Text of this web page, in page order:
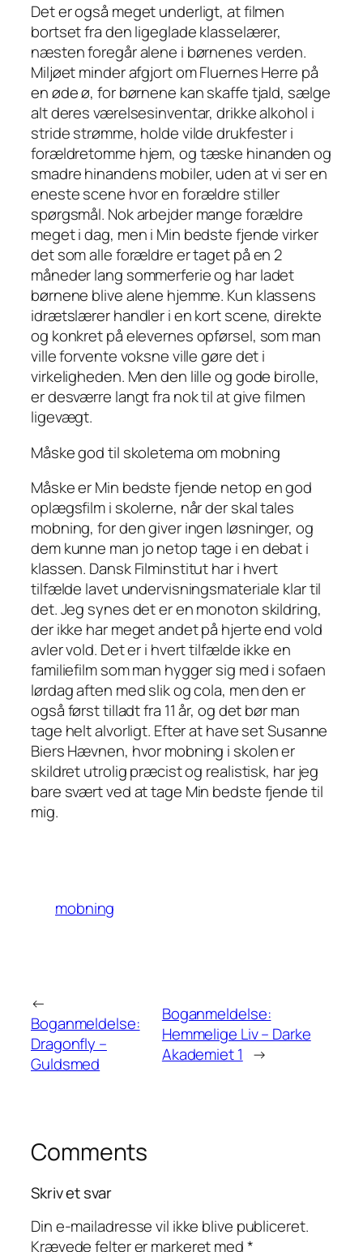
Det er også meget underligt, at filmen
bortset fra den ligeglade klasselærer,
næsten foregår alene i børnenes verden.
Miljøet minder afgjort om Fluernes Herre på
en øde ø, for børnene kan skaffe tjald, sælge
alt deres værelsesinventar, drikke alkohol i
stride strømme, holde vilde drukfester i
forældretomme hjem, og tæske hinanden og
smadre hinandens mobiler, uden at vi ser en
eneste scene hvor en forældre stiller
spørgsmål. Nok arbejder mange forældre
meget i dag, men i Min bedste fjende virker
det som alle forældre er taget på en 2
måneder lang sommerferie og har ladet
børnene blive alene hjemme. Kun klassens
idrætslærer handler i en kort scene, direkte
og konkret på elevernes opførsel, som man
ville forvente voksne ville gøre det i
virkeligheden. Men den lille og gode birolle,
er desværre langt fra nok til at give filmen
ligevægt.
Måske god til skoletema om mobning
Måske er Min bedste fjende netop en god
oplægsfilm i skolerne, når der skal tales
mobning, for den giver ingen løsninger, og
dem kunne man jo netop tage i en debat i
klassen. Dansk Filminstitut har i hvert
tilfælde lavet undervisningsmateriale klar til
det. Jeg synes det er en monoton skildring,
der ikke har meget andet på hjerte end vold
avler vold. Det er i hvert tilfælde ikke en
familiefilm som man hygger sig med i sofaen
lørdag aften med slik og cola, men den er
også først tilladt fra 11 år, og det bør man
tage helt alvorligt. Efter at have set Susanne
Biers Hævnen, hvor mobning i skolen er
skildret utrolig præcist og realistisk, har jeg
bare svært ved at tage Min bedste fjende til
mig.
mobning
←
Boganmeldelse:
Dragonfly –
Guldsmed
Boganmeldelse:
Hemmelige Liv – Darke
Akademiet 1 →
Comments
Skriv et svar
Din e-mailadresse vil ikke blive publiceret.
Krævede felter er markeret med*